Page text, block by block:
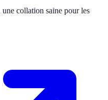
collation saine pour les